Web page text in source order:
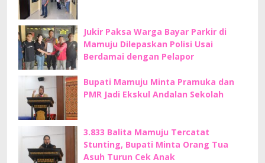
Jukir Paksa Warga Bayar Parkir di
Mamuju Dilepaskan Polisi Usai
Berdamai dengan Pelapor
Bupati Mamuju Minta Pramuka dan
PMR Jadi Ekskul Andalan Sekolah
3.833 Balita Mamuju Tercatat
Stunting, Bupati Minta Orang Tua
Asuh Turun Cek Anak